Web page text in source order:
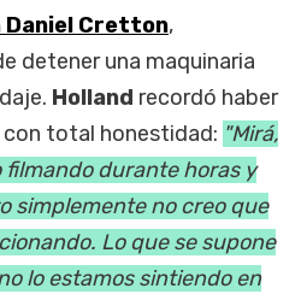
Daniel Cretton,
detener una maquinaria
Holland recordó haber
total honestidad: "Mirá,
filmando durante horas y
simplemente no creo que
Lo que se supone
lo estamos sintiendo en